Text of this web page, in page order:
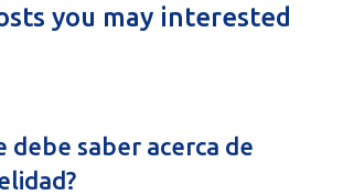
you may interested
debe saber acerca de